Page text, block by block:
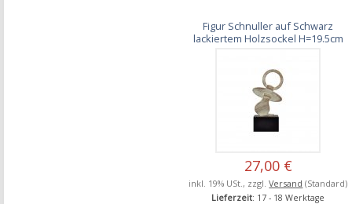
Figur Schnuller auf Schwarz
lackiertem Holzsockel H=19.5cm
27,00 €
inkl. 19% USt., zzgl.Versand (Standard)
Lieferzeit: 17 - 18 Werktage